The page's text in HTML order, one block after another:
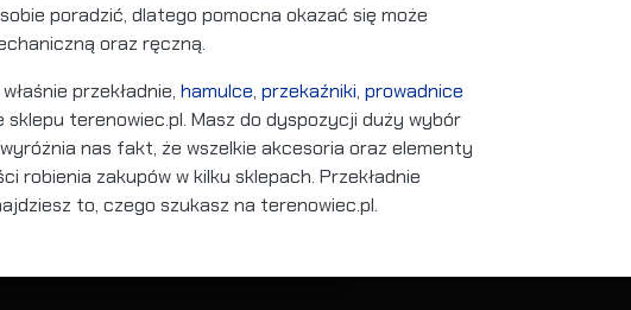
poradzić, dlatego pomocna okazać się może
oraz ręczną.
przekładnie, hamulce, przekaźniki, prowadnice
terenowiec.pl. Masz do dyspozycji duży wybór
nas fakt, że wszelkie akcesoria oraz elementy
zakupów w kilku sklepach. Przekładnie
to, czego szukasz na terenowiec.pl.